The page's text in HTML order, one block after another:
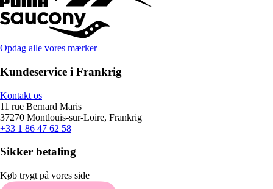
Opdag alle vores mærker
Kundeservice i Frankrig
Kontakt os
11 rue Bernard Maris
37270 Montlouis-sur-Loire, Frankrig
+33 1 86 47 62 58
Sikker betaling
Køb trygt på vores side